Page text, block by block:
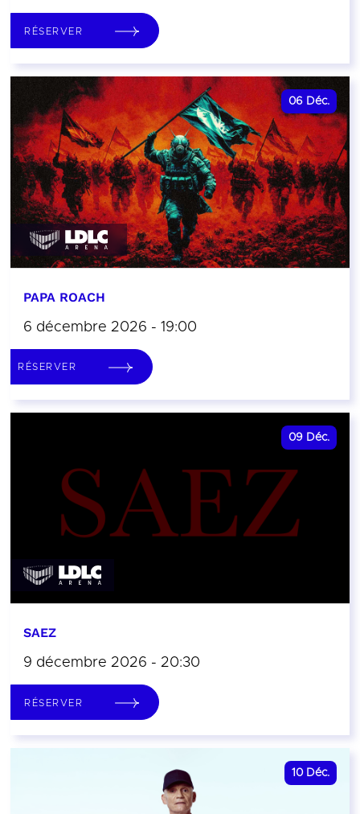
RÉSERVER
06 Déc.
PAPA ROACH
6 décembre 2026 - 19:00
RÉSERVER
09 Déc.
SAEZ
9 décembre 2026 - 20:30
RÉSERVER
10 Déc.